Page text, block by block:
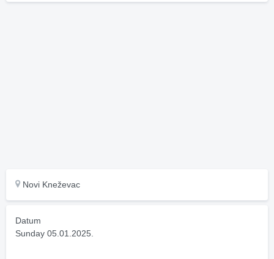
Novi Kneževac
Datum
Sunday 05.01.2025.